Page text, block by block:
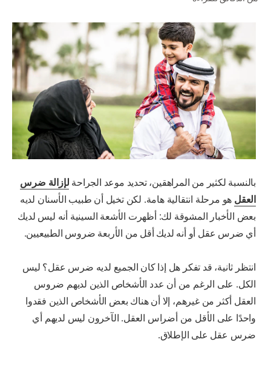
للمحترفين
الولايات المتحدة (الإنجليزية)
بالنسبة لكثير من المراهقين، تحديد موعد الجراحة لإزالة ضرس
العقل هو مرحلة انتقالية هامة. لكن تخيل أن طبيب الأسنان لديه
بعض الأخبار المشوقة لك: أظهرت الأشعة السينية أنه ليس لديك
أي ضرس عقل أو أنه لديك أقل من الأربعة ضروس الطبيعيين.
انتظر ثانية، قد تفكر هل إذا كان الجميع لديه ضرس عقل؟ ليس
الكل. على الرغم من أن عدد الأشخاص الذين لديهم ضروس
العقل أكثر من غيرهم، إلا أن هناك بعض الأشخاص الذين فقدوا
واحدًا على الأقل من أضراس العقل. الآخرون ليس لديهم أي
ضرس عقل على الإطلاق.